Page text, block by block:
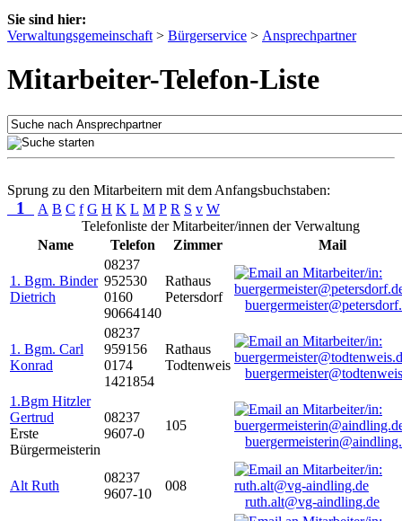
Sie sind hier:
Verwaltungsgemeinschaft > Bürgerservice > Ansprechpartner
Mitarbeiter-Telefon-Liste
Sprung zu den Mitarbeitern mit dem Anfangsbuchstaben:
1 A B C f G H K L M P R S v W
Telefonliste der Mitarbeiter/innen der Verwaltung
Name
Telefon Zimmer Mail
1. Bgm. Binder
Dietrich
08237
952530
0160
90664140
Rathaus
Petersdorf
1. Bgm. Carl
Konrad
08237
959156
0174
1421854
Rathaus
Todtenweis
1.Bgm Hitzler
Gertrud
Erste
Bürgermeisterin
08237
9607-0
105
Alt Ruth
08237
9607-10
008
ruth.alt@vg-aindling.de